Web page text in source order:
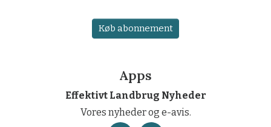
Køb abonnement
Apps
Effektivt Landbrug Nyheder
Vores nyheder og e-avis.